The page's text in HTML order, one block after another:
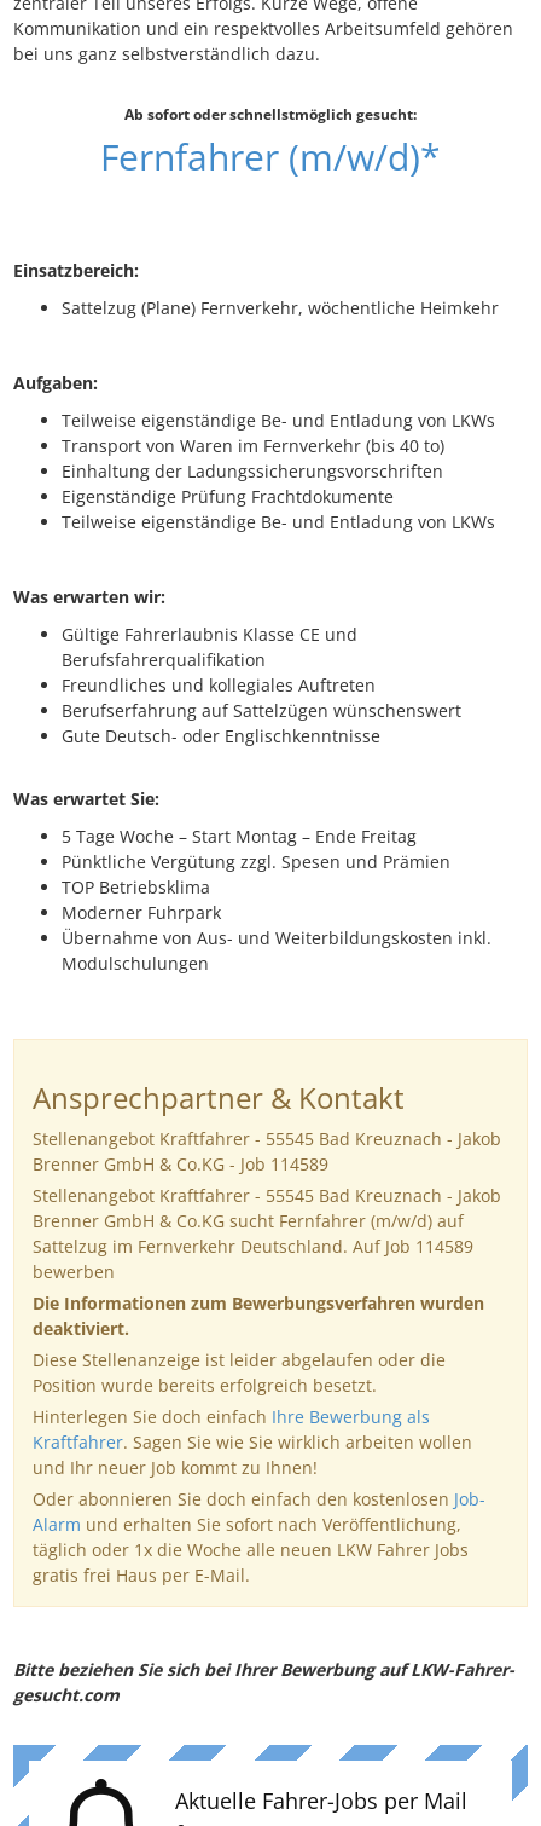
Kommunikation und ein respektvolles Arbeitsumfeld gehören
bei uns ganz selbstverständlich dazu.
Ab sofort oder schnellstmöglich gesucht:
Fernfahrer (m/w/d)*
Einsatzbereich:
Sattelzug (Plane) Fernverkehr, wöchentliche Heimkehr
Aufgaben:
Teilweise eigenständige Be- und Entladung von LKWs
Transport von Waren im Fernverkehr (bis 40 to)
Einhaltung der Ladungssicherungsvorschriften
Eigenständige Prüfung Frachtdokumente
Teilweise eigenständige Be- und Entladung von LKWs
Was erwarten wir:
Gültige Fahrerlaubnis Klasse CE und
Berufsfahrerqualifikation
Freundliches und kollegiales Auftreten
Berufserfahrung auf Sattelzügen wünschenswert
Gute Deutsch- oder Englischkenntnisse
Was erwartet Sie:
5 Tage Woche – Start Montag – Ende Freitag
Pünktliche Vergütung zzgl. Spesen und Prämien
TOP Betriebsklima
Moderner Fuhrpark
Übernahme von Aus- und Weiterbildungskosten inkl.
Modulschulungen
Ansprechpartner & Kontakt
Stellenangebot Kraftfahrer - 55545 Bad Kreuznach - Jakob
Brenner GmbH & Co.KG - Job 114589
Stellenangebot Kraftfahrer - 55545 Bad Kreuznach - Jakob
Brenner GmbH & Co.KG sucht Fernfahrer (m/w/d) auf
Sattelzug im Fernverkehr Deutschland. Auf Job 114589
bewerben
Die Informationen zum Bewerbungsverfahren wurden
deaktiviert.
Diese Stellenanzeige ist leider abgelaufen oder die
Position wurde bereits erfolgreich besetzt.
Hinterlegen Sie doch einfach Ihre Bewerbung als
Kraftfahrer. Sagen Sie wie Sie wirklich arbeiten wollen
und Ihr neuer Job kommt zu Ihnen!
Oder abonnieren Sie doch einfach den kostenlosen Job-
Alarm und erhalten Sie sofort nach Veröffentlichung,
täglich oder 1x die Woche alle neuen LKW Fahrer Jobs
gratis frei Haus per E-Mail.
Bitte beziehen Sie sich bei Ihrer Bewerbung auf LKW-Fahrer-
gesucht.com
Aktuelle Fahrer-Jobs per Mail